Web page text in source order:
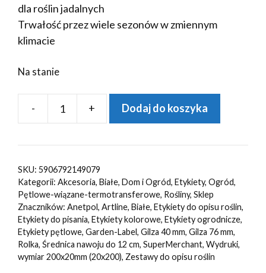
dla roślin jadalnych
Trwałość przez wiele sezonów w zmiennym
klimacie
Na stanie
-
ilość
ogrodnicze/sadownicze
BIAŁE
200x20mm(20x200)
500szt
+ Dodaj do koszyka
SKU: 5906792149079
Kategorii: Akcesoria, Białe, Dom i Ogród, Etykiety, Ogród,
Pętlowe-wiązane-termotransferowe, Rośliny, Sklep
Znaczników: Anetpol, Artline, Białe, Etykiety do opisu roślin,
Etykiety do pisania, Etykiety kolorowe, Etykiety ogrodnicze,
Etykiety pętlowe, Garden-Label, Gilza 40 mm, Gilza 76 mm,
Rolka, Średnica nawoju do 12 cm, SuperMerchant, Wydruki,
wymiar 200x20mm (20x200), Zestawy do opisu roślin